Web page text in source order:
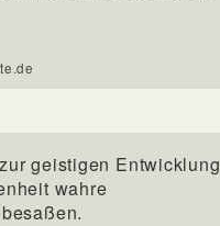
geistigen Entwicklung
wahre